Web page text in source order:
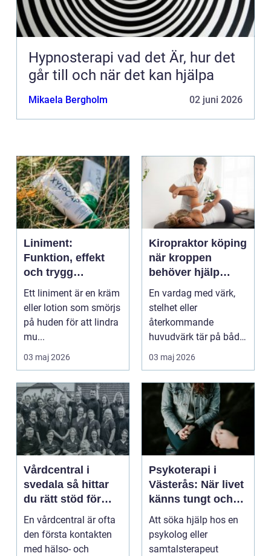
Hypnosterapi vad det Är, hur det
går till och när det kan hjälpa
Mikaela Bergholm 02 juni 2026
Liniment:
Funktion, effekt
och trygg
användning
Ett liniment är en kräm
eller lotion som smörjs
på huden för att lindra
mu...
03 maj 2026
Kiropraktor köping
när kroppen
behöver hjälp
tillbaka
En vardag med värk,
stelhet eller
återkommande
huvudvärk tär på både
ork och humör. Många
går länge ...
03 maj 2026
Vårdcentral i
svedala så hittar
du rätt stöd för
hela familjen
En vårdcentral är ofta
den första kontakten
med hälso- och
Psykoterapi i
Västerås: När livet
känns tungt och
du behöver prata
med någon
Att söka hjälp hos en
psykolog eller
samtalsterapeut